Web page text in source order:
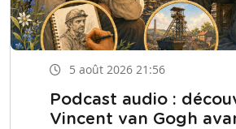
5 août 2026 21:56
Podcast audio :
Vincent van Gogh